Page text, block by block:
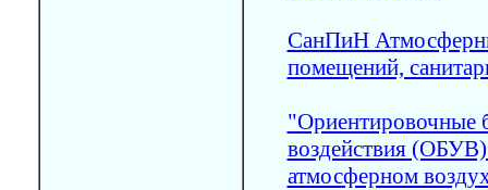
СанПиН
помещений,
"Ориентировочные
воздействия
атмосферном